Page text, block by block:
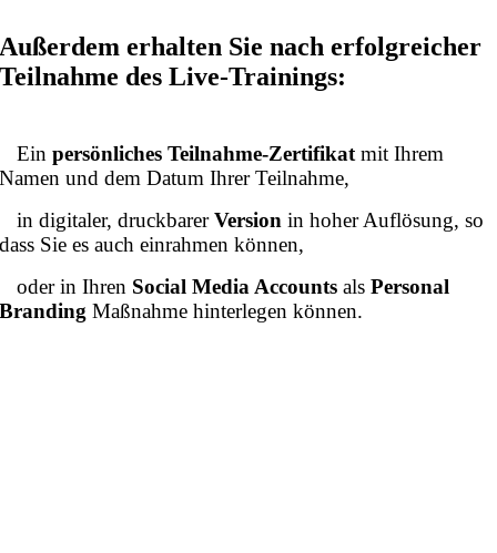
Außerdem erhalten Sie nach erfolgreicher
Teilnahme des Live-Trainings:
Einpersönliches Teilnahme-Zertifikat mit Ihrem
Namen und dem Datum Ihrer Teilnahme,
in digitaler, druckbarerVersionin hoher Auflösung, so
dass Sie es auch einrahmen können,
oder in Ihren Social Media AccountsalsPersonal
BrandingMaßnahme hinterlegen können.